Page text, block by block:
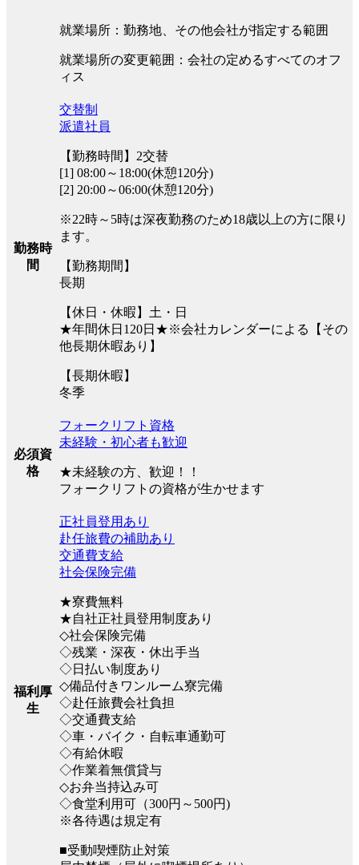
就業場所：勤務地、その他会社が指定する範囲
就業場所の変更範囲：会社の定めるすべてのオフ
ィス
勤務時
間
交替制
派遣社員
【勤務時間】2交替
[1] 08:00～18:00(休憩120分)
[2] 20:00～06:00(休憩120分)
※22時～5時は深夜勤務のため18歳以上の方に限り
ます。
【勤務期間】
長期
【休日・休暇】土・日
★年間休日120日★※会社カレンダーによる【その
他長期休暇あり】
【長期休暇】
冬季
必須資
格
フォークリフト資格
未経験・初心者も歓迎
★未経験の方、歓迎！！
フォークリフトの資格が生かせます
福利厚
生
正社員登用あり
赴任旅費の補助あり
交通費支給
社会保険完備
★寮費無料
★自社正社員登用制度あり
◇社会保険完備
◇残業・深夜・休出手当
◇日払い制度あり
◇備品付きワンルーム寮完備
◇赴任旅費会社負担
◇交通費支給
◇車・バイク・自転車通勤可
◇有給休暇
◇作業着無償貸与
◇お弁当持込み可
◇食堂利用可（300円～500円)
※各待遇は規定有
■受動喫煙防止対策